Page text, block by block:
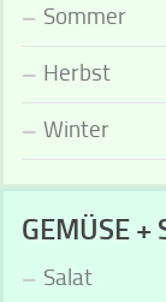
Sommer
Herbst
Winter
GEMÜSE +
Salat